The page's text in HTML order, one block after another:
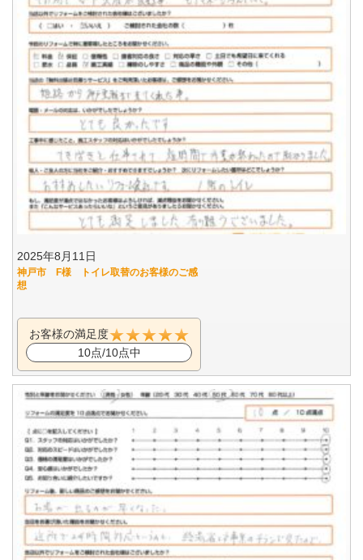
2025年8月11日
神戸市 F様 トイレ取替のお客様のご感
想
お客様の満足度
10点/10点中